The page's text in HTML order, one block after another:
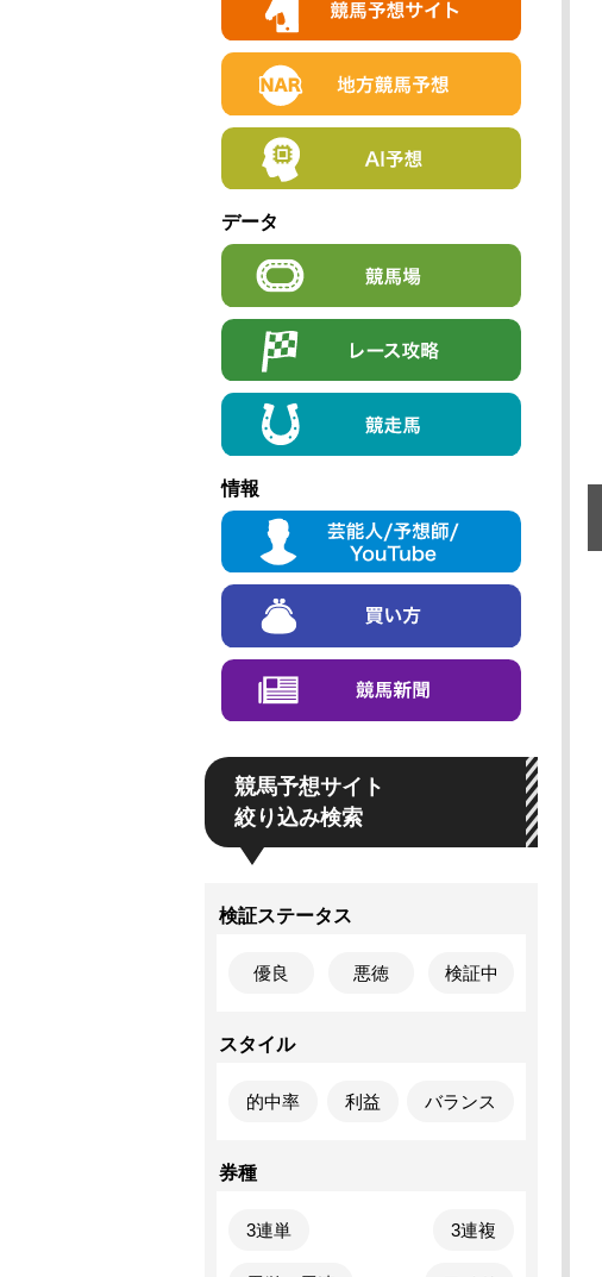
データ
情報
競馬予想サイト
絞り込み検索
検証ステータス
優良 悪徳 検証中
スタイル
的中率 利益 バランス
券種
3連単 3連複